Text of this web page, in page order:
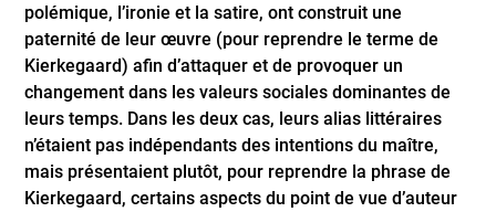
polémique, l’ironie et la satire, ont construit une
paternité de leur œuvre (pour reprendre le terme de
Kierkegaard) afin d’attaquer et de provoquer un
changement dans les valeurs sociales dominantes de
leurs temps. Dans les deux cas, leurs alias littéraires
n’étaient pas indépendants des intentions du maître,
mais présentaient plutôt, pour reprendre la phrase de
Kierkegaard, certains aspects du point de vue d’auteur